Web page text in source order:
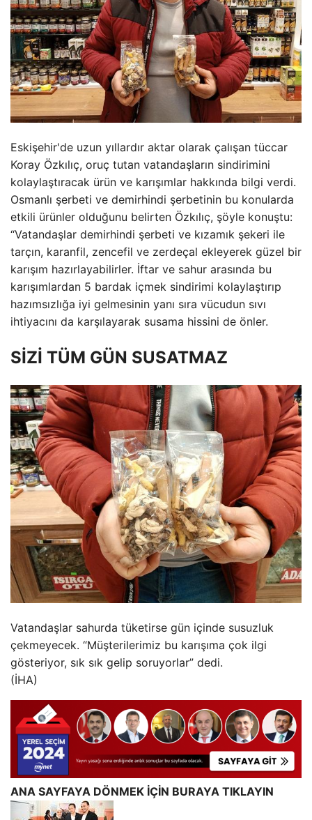
Eskişehir'de uzun yıllardır aktar olarak çalışan tüccar
Koray Özkılıç, oruç tutan vatandaşların sindirimini
kolaylaştıracak ürün ve karışımlar hakkında bilgi verdi.
Osmanlı şerbeti ve demirhindi şerbetinin bu konularda
etkili ürünler olduğunu belirten Özkılıç, şöyle konuştu:
“Vatandaşlar demirhindi şerbeti ve kızamık şekeri ile
tarçın, karanfil, zencefil ve zerdeçal ekleyerek güzel bir
karışım hazırlayabilirler. İftar ve sahur arasında bu
karışımlardan 5 bardak içmek sindirimi kolaylaştırıp
hazımsızlığa iyi gelmesinin yanı sıra vücudun sıvı
ihtiyacını da karşılayarak susama hissini de önler.
SİZİ TÜM GÜN SUSATMAZ
Vatandaşlar sahurda tüketirse gün içinde susuzluk
çekmeyecek. “Müşterilerimiz bu karışıma çok ilgi
gösteriyor, sık sık gelip soruyorlar” dedi.
(İHA)
ANA SAYFAYA DÖNMEK İÇİN BURAYA TIKLAYIN